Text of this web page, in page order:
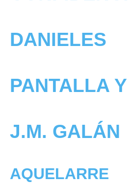
DANIELES
PANTALLA
J.M. GALÁN
AQUELARRE